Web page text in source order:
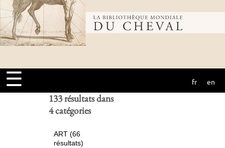
Bibliothèque
mondiale du
cheval
☰ fr en
Ouvrages
numérisés seuls
Réinitialiser
133 résultats dans
4 catégories
ART (66
résultats)